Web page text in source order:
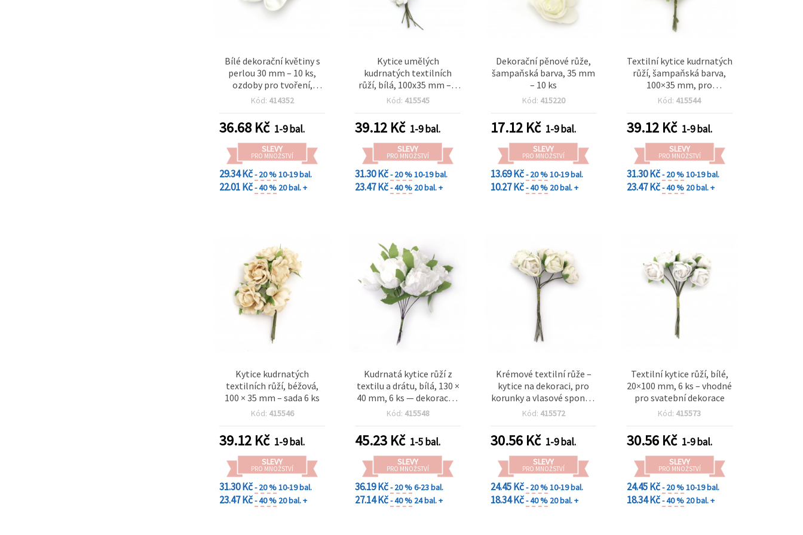
Bílé dekorační květiny s
perlou 30 mm – 10 ks,
ozdoby pro tvoření,
scrapbooking a DIY
Kód: 414352
36.68 Kč 1-9 bal.
SLEVY
PRO MNOŽSTVÍ
29.34 Kč- 20 %10-19 bal.
22.01 Kč- 40 % 20 bal. +
Kytice umělých
kudrnatých textilních
růží, bílá, 100x35 mm – 6
ks
Kód: 415545
39.12 Kč 1-9 bal.
SLEVY
PRO MNOŽSTVÍ
31.30 Kč- 20 %10-19 bal.
23.47 Kč- 40 % 20 bal. +
Dekorační pěnové růže,
šampaňská barva, 35 mm
– 10 ks
Kód: 415220
17.12 Kč 1-9 bal.
SLEVY
PRO MNOŽSTVÍ
13.69 Kč- 20 %10-19 bal.
10.27 Kč- 40 % 20 bal. +
Textilní kytice kudrnatých
růží, šampaňská barva,
100×35 mm, pro
dekorace, svatby a
Kód: 415544
39.12Kč 1-9 bal.
SLEVY
PRO MNOŽSTVÍ
31.30 Kč- 20 %10-19 bal.
23.47 Kč- 40 % 20 bal. +
Kytice kudrnatých
textilních růží, béžová,
100 × 35 mm – sada 6 ks
Kód: 415546
39.12 Kč 1-9 bal.
SLEVY
PRO MNOŽSTVÍ
31.30 Kč- 20 %10-19 bal.
23.47 Kč- 40 % 20 bal. +
Kudrnatá kytice růží z
textilu a drátu, bílá, 130 ×
40 mm, 6 ks — dekorace a
svatby
Kód: 415548
45.23 Kč 1-5 bal.
SLEVY
PRO MNOŽSTVÍ
36.19 Kč- 20 %6-23 bal.
27.14 Kč- 40 % 24 bal. +
Krémové textilní růže –
kytice na dekoraci, pro
korunky a vlasové sponky,
20×100 mm – 6 ks
Kód: 415572
30.56 Kč 1-9 bal.
SLEVY
PRO MNOŽSTVÍ
24.45 Kč- 20 %10-19 bal.
18.34 Kč- 40 % 20 bal. +
Textilní kytice růží, bílé,
20×100 mm, 6 ks – vhodné
pro svatební dekorace
Kód: 415573
30.56Kč 1-9 bal.
SLEVY
PRO MNOŽSTVÍ
24.45 Kč- 20 %10-19 bal.
18.34 Kč- 40 % 20 bal. +